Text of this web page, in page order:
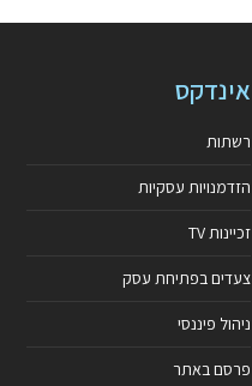
אינדקס
רשתות
הזדמנויות עסקיות
זכיינות TV
צעדים בפתיחת עסק
ניהול פיננסי
פרסם באתר